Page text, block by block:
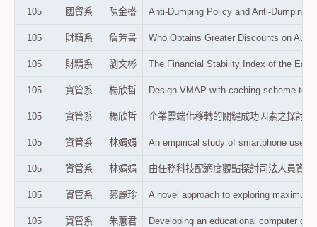
105 國貿系 陳金盛 Anti-Dumping Policy and Anti-Dumping
105 財精系 詹芳書 Who Obtains Greater Discounts on
105 財精系 劉文彬 The Financial Stability Index of the
105 資管系 楊欣哲 Design VMAP with caching scheme to
105 資管系 楊欣哲 企業雲端化移轉的關鍵成功因素之探討
105 資管系 林娟娟 An empirical study of smartphone user
105 資管系 林娟娟 由任務科技配適度觀點探討司法人員資
105 資管系 鄭麗珍 A novel approach to exploring
105 資管系 朱蕙君 Developing an educational computer